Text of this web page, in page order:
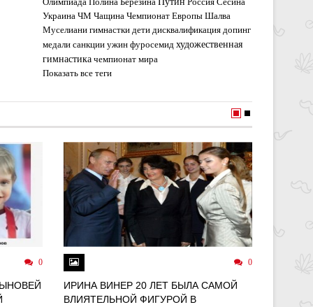
Украина ЧМ Чащина Чемпионат Европы Шалва
Муселиани гимнастки дети дисквалификация допинг
медали санкции ужин фуросемид художественная
гимнастика чемпионат мира
Показать все теги
0 0
ИРИНА ВИНЕР 20 ЛЕТ БЫЛА САМОЙ
ВЛИЯТЕЛЬНОЙ ФИГУРОЙ В